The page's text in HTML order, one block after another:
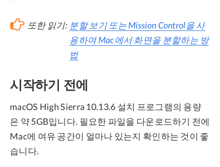
또한 읽기: 분할 보기 또는 Mission Control을 사
용하여 Mac에서 화면을 분할하는 방
법
시작하기 전에
macOS High Sierra 10.13.6 설치 프로그램의 용량
은 약 5GB입니다. 필요한 파일을 다운로드하기 전에
Mac에 여유 공간이 얼마나 있는지 확인하는 것이 좋
습니다.